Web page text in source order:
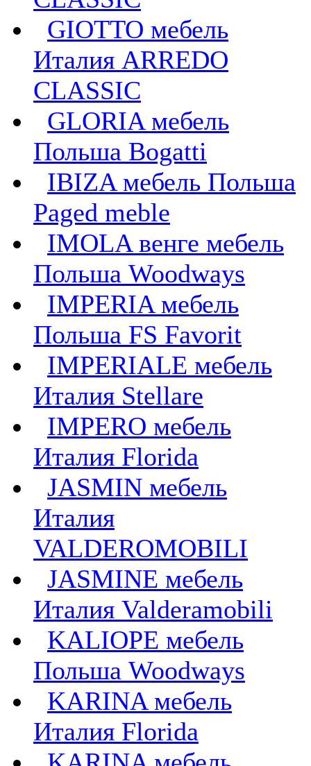
GIOTTO мебель
Италия ARREDO
CLASSIC
GLORIA мебель
Польша Bogatti
IBIZA мебель Польша
Paged meble
IMOLA венге мебель
Польша Woodways
IMPERIA мебель
Польша FS Favorit
IMPERIALE мебель
Италия Stellare
IMPERO мебель
Италия Florida
JASMIN мебель
Италия
VALDEROMOBILI
JASMINE мебель
Италия Valderamobili
KALIOPE мебель
Польша Woodways
KARINA мебель
Италия Florida